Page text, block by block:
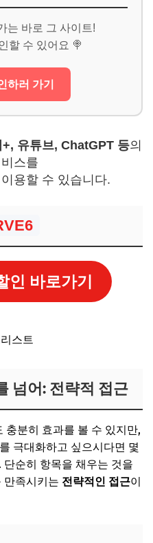
는 바로 그 사이트!
할 수 있어요 🍭
하러 가기
유튜브, ChatGPT 등의
스를
용할 수 있습니다.
인 바로가기
넘어: 전략적 접근
충분히 효과를 볼 수 있지만,
극대화하고 싶으시다면 몇
순히 항목을 채우는 것을
만족시키는 전략적인 접근이